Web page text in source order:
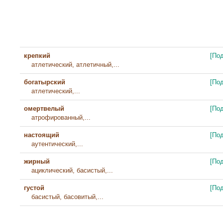
крепкий
атлетический, атлетичный,...
богатырский
атлетический,...
омертвелый
атрофированный,...
настоящий
аутентический,...
жирный
ациклический, басистый,...
густой
басистый, басовитый,...